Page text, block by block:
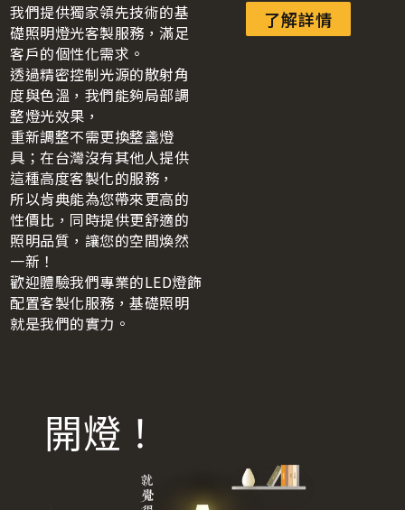
我們提供獨家領先技術的基
礎照明燈光客製服務，滿足
客戶的個性化需求。
透過精密控制光源的散射角
度與色溫，我們能夠局部調
整燈光效果，
重新調整不需更換整盞燈
具；在台灣沒有其他人提供
這種高度客製化的服務，
所以肯典能為您帶來更高的
性價比，同時提供更舒適的
照明品質，讓您的空間煥然
一新！
歡迎體驗我們專業的LED燈飾
配置客製化服務，基礎照明
就是我們的實力。
了解詳情
開燈！